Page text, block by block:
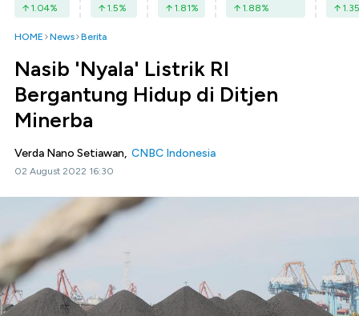
1.04% 1.5% 1.81% 1.88% 1.35
HOME News Berita
Nasib 'Nyala' Listrik RI
Bergantung Hidup di Ditjen
Minerba
Verda Nano Setiawan, CNBC Indonesia
02 August 2022 16:30